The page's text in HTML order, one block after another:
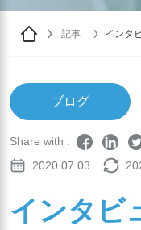
記事
インタ
ブログ
Share with :
2020.07.03
インタビ